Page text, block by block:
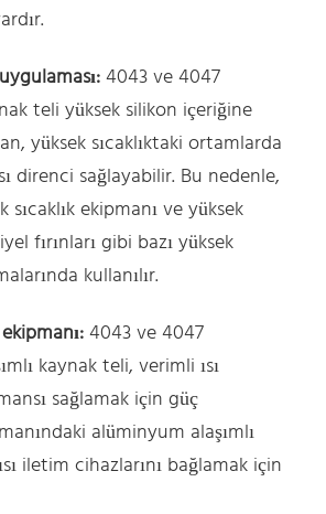
4043 ve 4047
teli yüksek silikon içeriğine
yüksek sıcaklıktaki ortamlarda
direnci sağlayabilir. Bu nedenle,
sıcaklık ekipmanı ve yüksek
fırınları gibi bazı yüksek
kullanılır.
4043 ve 4047
kaynak teli, verimli ısı
sağlamak için güç
alüminyum alaşımlı
iletim cihazlarını bağlamak için